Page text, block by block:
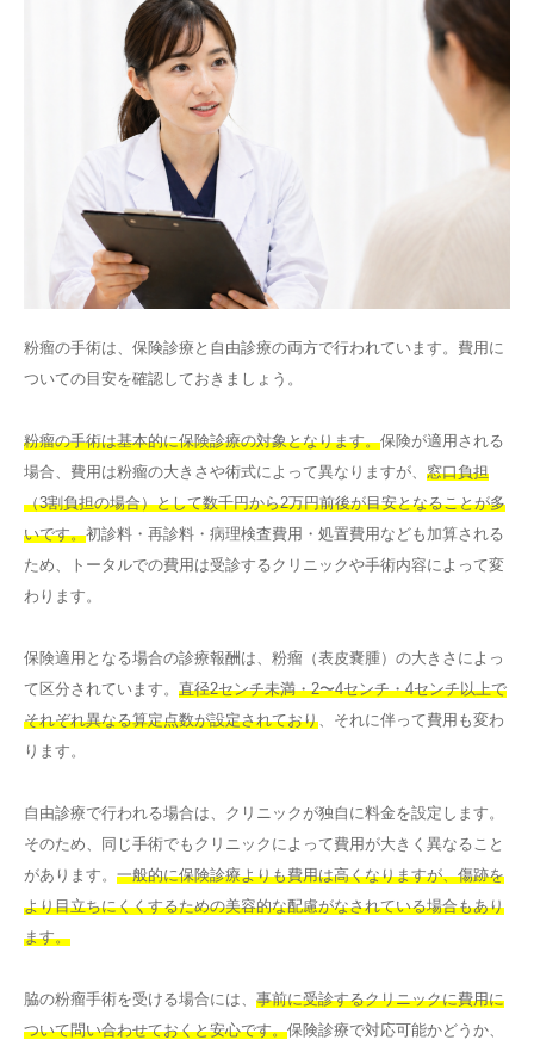
粉瘤の手術は、保険診療と自由診療の両方で行われています。費用に
ついての目安を確認しておきましょう。
粉瘤の手術は基本的に保険診療の対象となります。保険が適用される
場合、費用は粉瘤の大きさや術式によって異なりますが、 窓口負担
（3割負担の場合）として数千円から2万円前後が目安となることが多
いです。初診料・再診料・病理検査費用・処置費用なども加算される
ため、トータルでの費用は受診するクリニックや手術内容によって変
わります。
保険適用となる場合の診療報酬は、粉瘤（表皮嚢腫）の大きさによっ
て区分されています。 直径2センチ未満・2〜4センチ・4センチ以上で
それぞれ異なる算定点数が設定されており 、それに伴って費用も変わ
ります。
自由診療で行われる場合は、クリニックが独自に料金を設定します。
そのため、同じ手術でもクリニックによって費用が大きく異なること
があります。 一般的に保険診療よりも費用は高くなりますが、傷跡を
より目立ちにくくするための美容的な配慮がなされている場合もあり
ます。
脇の粉瘤手術を受ける場合には、 事前に受診するクリニックに費用に
ついて問い合わせておくと安心です。保険診療で対応可能かどうか、